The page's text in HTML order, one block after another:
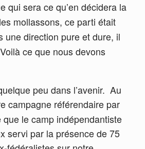
qui sera ce qu’en décidera la
mollassons, ce parti était
une direction pure et dure, il
Voilà ce que nous devons
peu dans l’avenir. Au
campagne référendaire par
que le camp indépendantiste
servi par la présence de 75